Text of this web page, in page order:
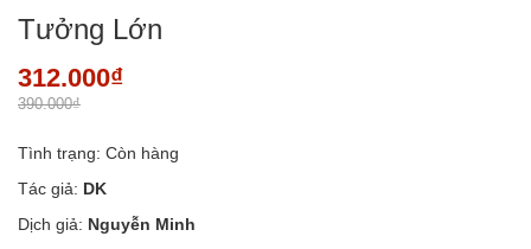
Tưởng Lớn
312.000₫
390.000₫
Tình trạng: Còn hàng
Tác giả: DK
Dịch giả: Nguyễn Minh